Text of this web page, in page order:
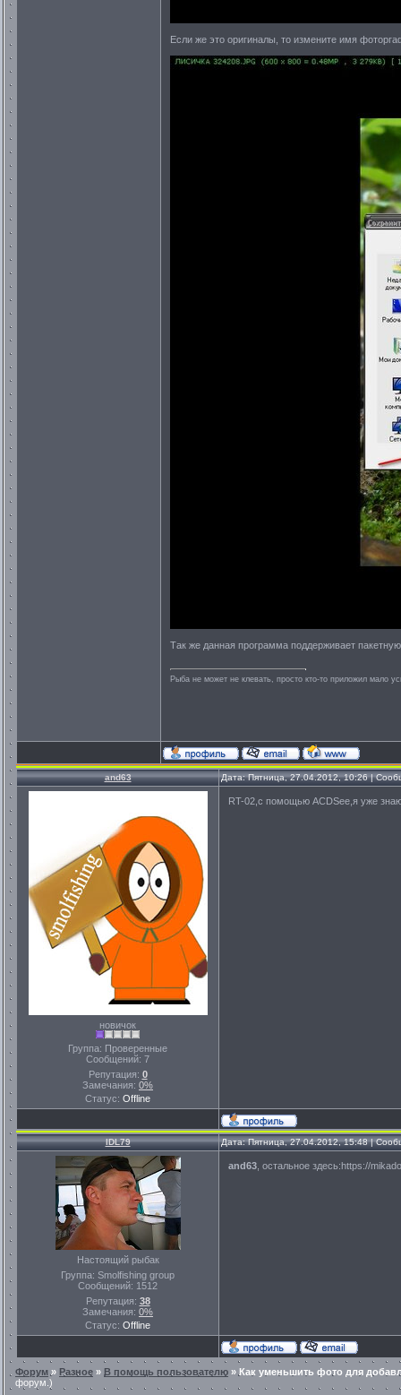
Если же это оригиналы, то измените имя
Так же данная программа поддерживает
Рыба не может не клевать, просто кто-то приложил мало
and63 Дата: Пятница, 27.04.2012, 10:26 |
новичок
Группа: Проверенные
Сообщений: 7
Репутация: 0
Замечания: 0%
Статус: Offline
RT-02,с помощью ACDSee,я уже
IDL79 Дата: Пятница, 27.04.2012, 15:48 |
Настоящий рыбак
Группа: Smolfishing group
Сообщений: 1512
Репутация: 38
Замечания: 0%
Статус: Offline
and63 , остальное здесь:https://
Форум » Разное » В помощь пользователю » Как уменьшить фото для
форум.)